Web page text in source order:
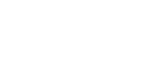
oleada de
millones